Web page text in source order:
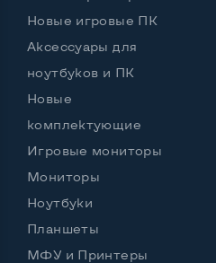
Объем оперативной памяти
Тип накопителя
Объем накопителя
Количество слотов M_2
Возможности видеокарты:
Тип видеокарты
Новые игровые ПК
Аксессуары для
ноутбуков и ПК
Новые
комплектующие
Игровые мониторы
Мониторы
Ноутбуки
Планшеты
МФУ и Принтеры